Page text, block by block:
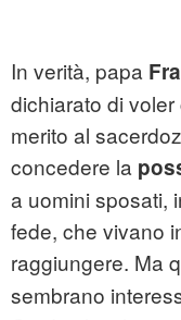
In verità, papa
dichiarato di
merito al
concedere la
a uomini sposati,
fede, che vivano
raggiungere. Ma
sembrano